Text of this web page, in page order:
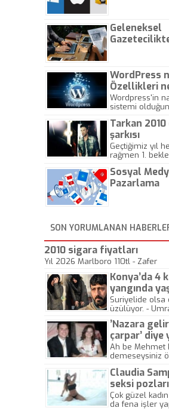
Geleneksel
WordPress
Özellikleri
Wordpress'in
sistemi
Tarkan
şarkısı
Geçtiğimiz yıl
rağmen 1.
gösterisinin bu
önemli
Sosyal
Pazarlama
SON YORUMLANAN
2010 sigara fiyatları
Yıl 2026 Marlboro 110tl - Zafer
Konya’da 4
yangında
yitirdi
Suriyelide olsa
üzülüyor. -
’Nazara
çarpar’ diye
kazasında
Ah be Mehmet
demeseysiniz
Claudia
seksi
Çok güzel
da fena işler